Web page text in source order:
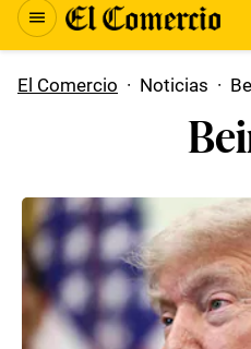
El Comercio · Noticias ·